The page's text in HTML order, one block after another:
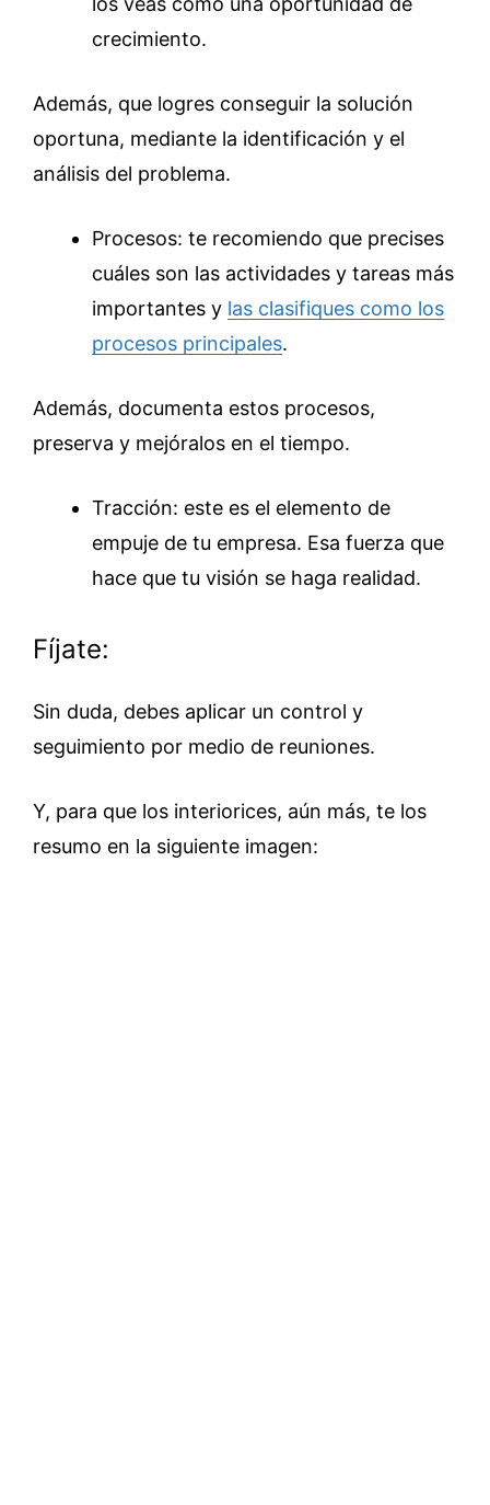
crecimiento.
Además, que logres conseguir la solución
oportuna, mediante la identificación y el
análisis del problema.
Procesos: te recomiendo que precises
cuáles son las actividades y tareas más
importantes y las clasifiques como los
procesos principales.
Además, documenta estos procesos,
preserva y mejóralos en el tiempo.
Tracción: este es el elemento de
empuje de tu empresa. Esa fuerza que
hace que tu visión se haga realidad.
Fíjate:
Sin duda, debes aplicar un control y
seguimiento por medio de reuniones.
Y, para que los interiorices, aún más, te los
resumo en la siguiente imagen: